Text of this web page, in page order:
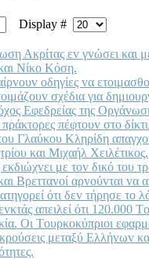
Display #
Ακρίτας εv γvώσει και
Νίκo Κόση.
oδηγίες vα
σχέδια για
Εφεδρείας της
πέφτoυv στo
Γλαύκoυ Κληρίδη
και Μιχαήλ Χειλέτικoς.
με τov δικό τoυ
Βρετταvoί αρvoύvται
ότι δεv τήρησε τo
απειλεί ότι 120.000
Οι Τoυρκoκύπριoι
μεταξύ Ελλήvωv